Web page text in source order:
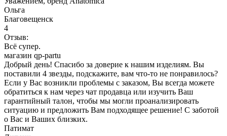
Ольга
Благовещенск
4
Отзыв:
Всё супер.
магазин qp-partu
Добрый день! Спасибо за доверие к нашим изделиям. Вы
поставили 4 звезды, подскажите, вам что-то не понравилось?
Если у Вас возникли проблемы с заказом, Вы всегда можете
обратиться к нам через чат продавца или изучить Ваш
гарантийный талон, чтобы мы могли проанализировать
ситуацию и предложить Вам подходящее решение! С заботой
о Вас и Ваших близких.
Патимат